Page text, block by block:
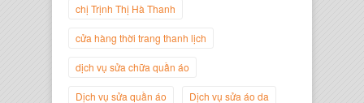
Trịnh Thị Hà Thanh
Trang Thanh Lịch
chị Trịnh Thị Hà Thanh
cửa hàng thời trang thanh lịch
dịch vụ sửa chữa quần áo
Dịch vụ sửa quần áo Dịch vụ sửa áo da